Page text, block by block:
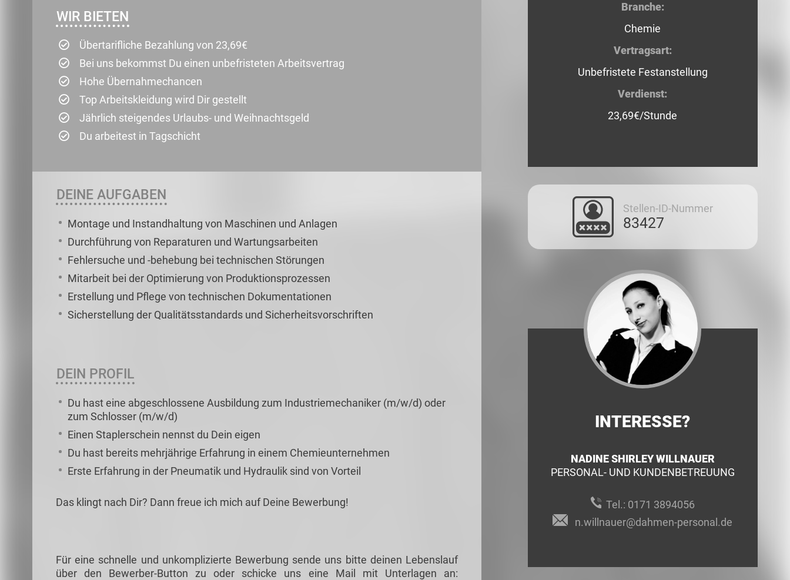
WIR BIETEN
Übertarifliche Bezahlung von 23,69€
Bei uns bekommst Du einen unbefristeten Arbeitsvertrag
Hohe Übernahmechancen
Top Arbeitskleidung wird Dir gestellt
Jährlich steigendes Urlaubs- und Weihnachtsgeld
Du arbeitest in Tagschicht
DEINE AUFGABEN
Montage und Instandhaltung von Maschinen und Anlagen
Durchführung von Reparaturen und Wartungsarbeiten
Fehlersuche und -behebung bei technischen Störungen
Mitarbeit bei der Optimierung von Produktionsprozessen
Erstellung und Pflege von technischen Dokumentationen
Sicherstellung der Qualitätsstandards und Sicherheitsvorschriften
DEIN PROFIL
Du hast eine abgeschlossene Ausbildung zum Industriemechaniker (m/w/d) oder
zum Schlosser (m/w/d)
Einen Staplerschein nennst du Dein eigen
Du hast bereits mehrjährige Erfahrung in einem Chemieunternehmen
Erste Erfahrung in der Pneumatik und Hydraulik sind von Vorteil
Das klingt nach Dir? Dann freue ich mich auf Deine Bewerbung!
Für eine schnelle und unkomplizierte Bewerbung sende uns bitte deinen Lebenslauf
über den Bewerber-Button zu oder schicke uns eine Mail mit Unterlagen an:
Branche:
Chemie
Vertragsart:
Unbefristete Festanstellung
Verdienst:
23,69€/Stunde
Stellen-ID-Nummer
83427
INTERESSE?
NADINE SHIRLEY WILLNAUER
PERSONAL- UND KUNDENBETREUUNG
Tel.: 0171 3894056
n.willnauer@dahmen-personal.de